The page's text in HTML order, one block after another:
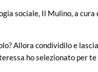
sociale, Il Mulino, a
Allora condividilo e
ho selezionato per